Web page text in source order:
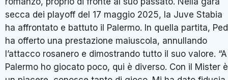
secca dei playoff del 17 maggio 2025, la Juve Stabia
ha affrontato e battuto il Palermo. In quella partita,
ha offerto una prestazione maiuscola, annullando
l’attacco rosanero e dimostrando tutto il suo valore. “A
Palermo ho giocato poco, qui è diverso. Con il Mister è